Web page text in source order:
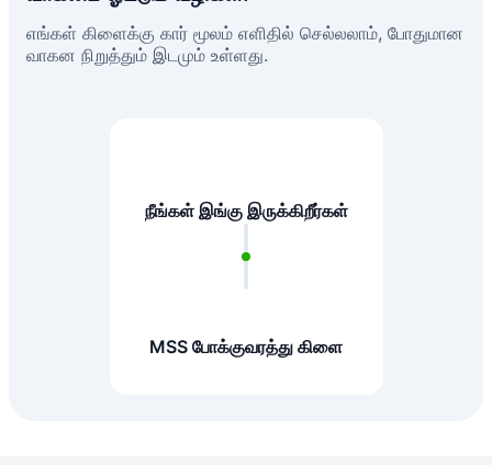
எங்கள் கிளைக்கு கார் மூலம் எளிதில் செல்லலாம், போதுமான
வாகன நிறுத்தும் இடமும் உள்ளது.
நீங்கள் இங்கு இருக்கிறீர்கள்
MSS போக்குவரத்து கிளை